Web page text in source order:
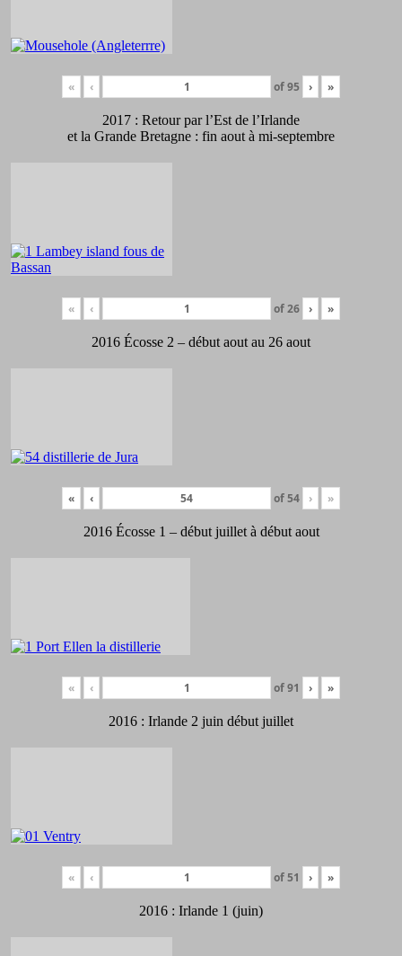
« ‹ of95 › »
2017 : Retour par l’Est de l’Irlande
et la Grande Bretagne : fin aout à mi-septembre
« ‹ of26 › »
2016 Écosse 2 – début aout au 26 aout
« ‹ of54 › »
2016 Écosse 1 – début juillet à début aout
« ‹ of91 › »
2016 : Irlande 2 juin début juillet
« ‹ of51 › »
2016 : Irlande 1 (juin)